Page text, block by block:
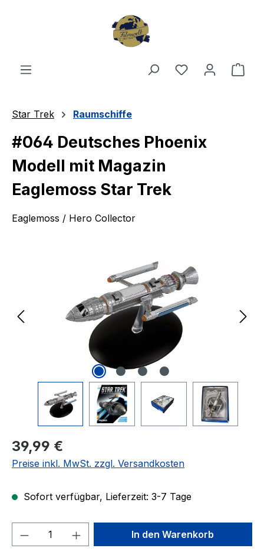
Du hast 0
Star Trek Raumschiffe
#064 Deutsches Phoenix
Modell mit Magazin
Eaglemoss Star Trek
Eaglemoss / Hero Collector
Regulärer Preis:
39,99 €
Preise inkl. MwSt. zzgl. Versandkosten
Sofort verfügbar, Lieferzeit: 3-7 Tage
Produkt Anzahl: Gib denIn den Warenkorb